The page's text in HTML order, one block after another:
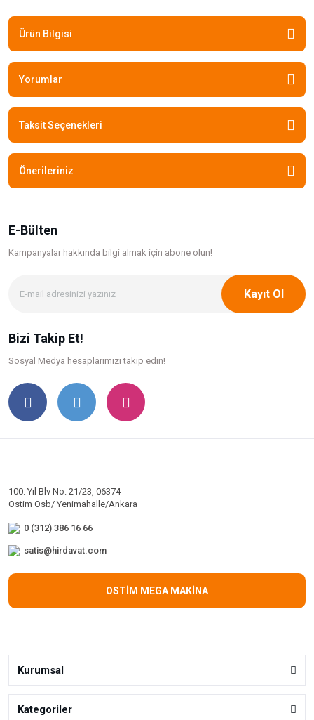
Ürün Bilgisi
Yorumlar
Taksit Seçenekleri
Önerileriniz
E-Bülten
Kampanyalar hakkında bilgi almak için abone olun!
Kayıt Ol
Bizi Takip Et!
Sosyal Medya hesaplarımızı takip edin!
100. Yıl Blv No: 21/23, 06374
Ostim Osb/ Yenimahalle/Ankara
0 (312) 386 16 66
satis@hirdavat.com
OSTİM MEGA MAKİNA
Kurumsal
Kategoriler